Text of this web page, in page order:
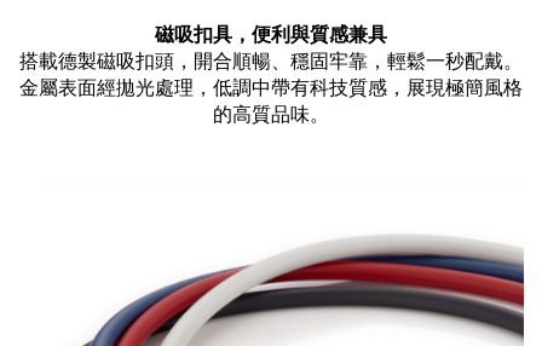
磁吸扣具，便利與質感兼具
搭載德製磁吸扣頭，開合順暢、穩固牢靠，輕鬆一秒配戴。
金屬表面經拋光處理，低調中帶有科技質感，展現極簡風格
的高質品味。